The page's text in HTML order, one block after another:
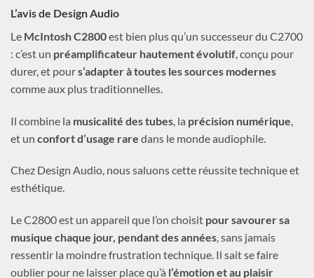
L’avis de Design Audio
Le McIntosh C2800est bien plus qu’un successeur du C2700
: c’est un préamplificateur hautement évolutif, conçu pour
durer, et pours’adapter à toutes les sources modernes
comme aux plus traditionnelles.
Il combine la musicalité des tubes , la précision numérique
et un confort d’usage rare dans le monde audiophile.
Chez Design Audio, nous saluons cette réussite technique et
esthétique.
Le C2800 est un appareil que l’on choisit pour savourer sa
musique chaque jour, pendant des années, sans jamais
ressentir la moindre frustration technique. Il sait se faire
oublier pour ne laisser place qu’à l’émotion et au plaisir